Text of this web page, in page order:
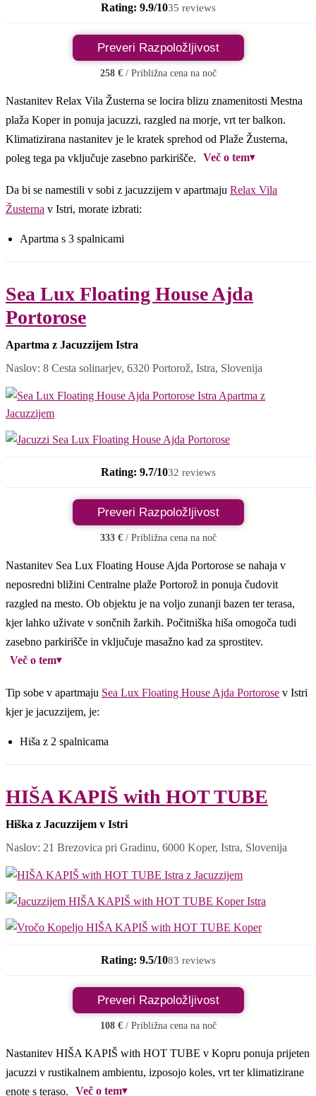
Rating: 9.9/1035 reviews
Preveri Razpoložljivost
258 €/ Približna cena na noč
Nastanitev Relax Vila Žusterna se locira blizu znamenitosti Mestna
plaža Koper in ponuja jacuzzi, razgled na morje, vrt ter balkon.
Klimatizirana nastanitev je le kratek sprehod od Plaže Žusterna,
poleg tega pa vključuje zasebno parkirišče.
Več o tem▾
Da bi se namestili v sobi z jacuzzijem v apartmaju Relax Vila
Žusterna v Istri, morate izbrati:
Apartma s 3 spalnicami
Sea Lux Floating House Ajda
Portorose
Apartma z Jacuzzijem Istra
Naslov: 8 Cesta solinarjev, 6320 Portorož, Istra, Slovenija
Rating: 9.7/1032 reviews
Preveri Razpoložljivost
333 €/ Približna cena na noč
Nastanitev Sea Lux Floating House Ajda Portorose se nahaja v
neposredni bližini Centralne plaže Portorož in ponuja čudovit
razgled na mesto. Ob objektu je na voljo zunanji bazen ter terasa,
kjer lahko uživate v sončnih žarkih. Počitniška hiša omogoča tudi
zasebno parkirišče in vključuje masažno kad za sprostitev.
Več o tem▾
Tip sobe v apartmaju Sea Lux Floating House Ajda Portorose v Istri
kjer je jacuzzijem, je:
Hiša z 2 spalnicama
HIŠA KAPIŠ with HOT TUBE
Hiška z Jacuzzijem v Istri
Naslov: 21 Brezovica pri Gradinu, 6000 Koper, Istra, Slovenija
Rating: 9.5/1083 reviews
Preveri Razpoložljivost
108 €/ Približna cena na noč
Nastanitev HIŠA KAPIŠ with HOT TUBE v Kopru ponuja prijeten
jacuzzi v rustikalnem ambientu, izposojo koles, vrt ter klimatizirane
enote s teraso.
Več o tem▾